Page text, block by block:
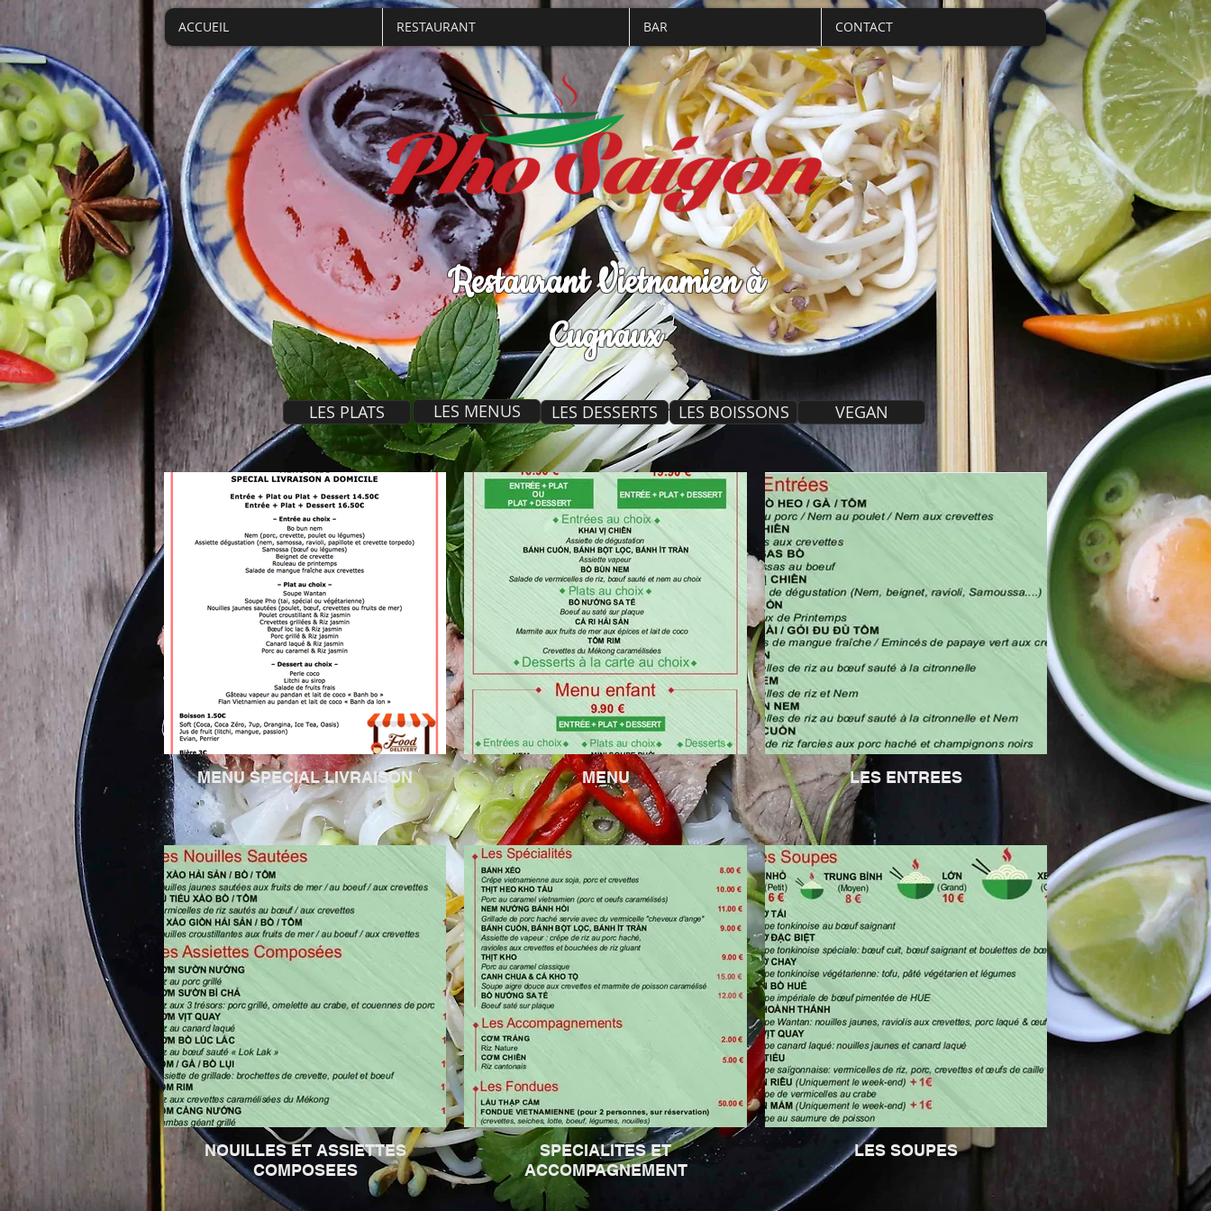
ACCUEIL RESTAURANT BAR CONTACT
Restaurant Vietnamien à
Cugnaux
LES PLATS LES MENUS LES DESSERTS LES BOISSONS VEGAN
MENU SPECIAL LIVRAISON MENU LES ENTREES
NOUILLES ET ASSIETTES
COMPOSEES
SPECIALITES ET
ACCOMPAGNEMENT
LES SOUPES